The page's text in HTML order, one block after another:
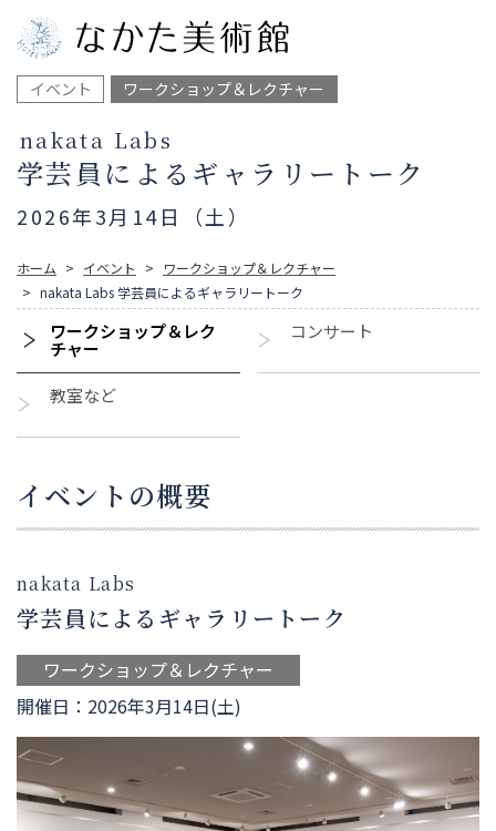
イベント ワークショップ＆レクチャー
nakata Labs
学芸員によるギャラリートーク
2026年3月14日（土）
ホーム イベント
ワークショップ＆レクチャー
nakata Labs 学芸員によるギャラリートーク
ワークショップ＆レク
チャー
コンサート
教室など
イベントの概要
nakata Labs
学芸員によるギャラリートーク
ワークショップ＆レクチャー
開催日：2026年3月14日(土)